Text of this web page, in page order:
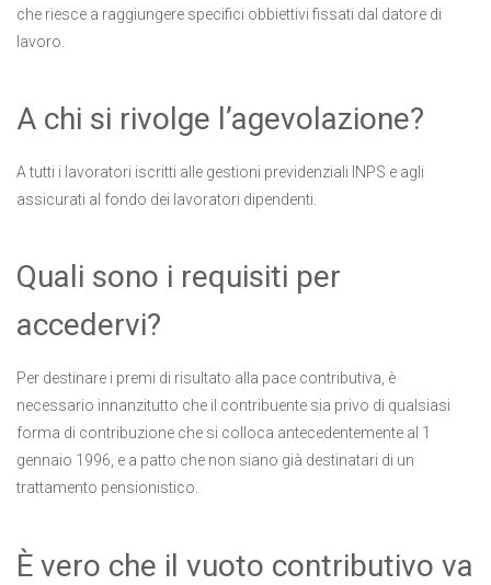
che riesce a raggiungere specifici obbiettivi fissati dal datore di
lavoro.
A chi si rivolge l’agevolazione?
A tutti i lavoratori iscritti alle gestioni previdenziali INPS e agli
assicurati al fondo dei lavoratori dipendenti.
Quali sono i requisiti per
accedervi?
Per destinare i premi di risultato alla pace contributiva, è
necessario innanzitutto che il contribuente sia privo di qualsiasi
forma di contribuzione che si colloca antecedentemente al 1
gennaio 1996, e a patto che non siano già destinatari di un
trattamento pensionistico.
È vero che il vuoto contributivo va